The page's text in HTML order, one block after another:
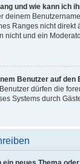
und wie kann ich
deinem
Ranges nicht
nicht und ein
Benutzer auf
dürfen die
Systems durch